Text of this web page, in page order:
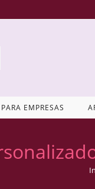
EMPRESAS